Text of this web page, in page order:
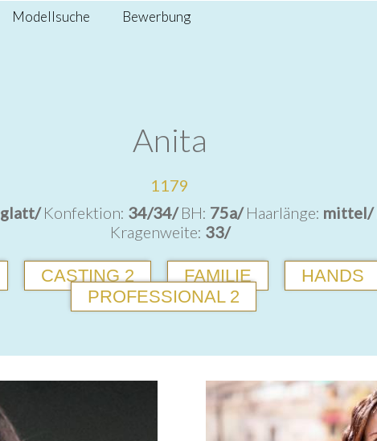
Modellsuche Bewerbung
Anita
1179
glatt/Konfektion: 34/34/BH: 75a/Haarlänge: mittel/
Kragenweite: 33/
CASTING 2 FAMILIE HANDS
PROFESSIONAL 2